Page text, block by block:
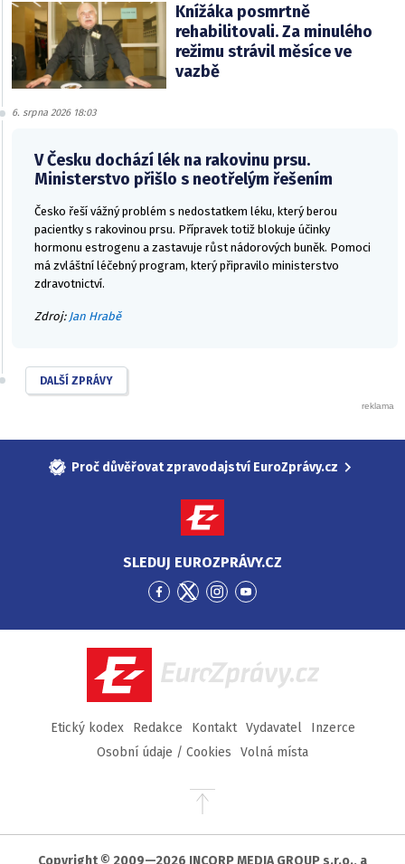
Knížáka posmrtně
rehabilitovali. Za minulého
režimu strávil měsíce ve
vazbě
6. srpna 2026 18:03
V Česku dochází lék na rakovinu prsu.
Ministerstvo přišlo s neotřelým řešením
Česko řeší vážný problém s nedostatkem léku, který berou
pacientky s rakovinou prsu. Přípravek totiž blokuje účinky
hormonu estrogenu a zastavuje růst nádorových buněk. Pomoci
má zvláštní léčebný program, který připravilo ministerstvo
zdravotnictví.
Zdroj: Jan Hrabě
DALŠÍ ZPRÁVY
Proč důvěřovat zpravodajství EuroZprávy.cz
SLEDUJ EUROZPRÁVY.CZ
Přejít
Facebook
Přejít
Twitter
Přejít
Instagram
Přejít
YouTube
EuroZprávy.cz
Etický kodex Redakce Kontakt Vydavatel
Inzerce
Osobní údaje / Cookies
Volná místa
Přejít
stránky
Copyright © 2009—2026 INCORP MEDIA GROUP s.r.o., a